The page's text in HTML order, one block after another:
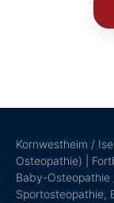
Kornwestheim /
Osteopathie) |
Baby-Osteopathie
Sportosteopathie,